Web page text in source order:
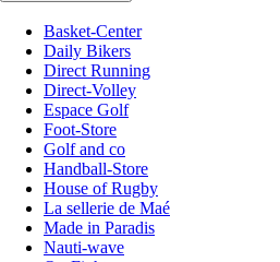
Basket-Center
Daily Bikers
Direct Running
Direct-Volley
Espace Golf
Foot-Store
Golf and co
Handball-Store
House of Rugby
La sellerie de Maé
Made in Paradis
Nauti-wave